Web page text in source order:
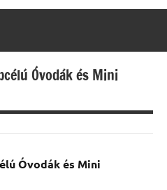
Óvodák és Mini
Óvodák és Mini